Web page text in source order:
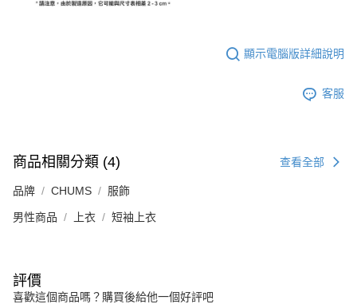
顯示電腦版詳細說明
客服
商品相關分類 (4) 查看全部
品牌 CHUMS 服飾
男性商品 上衣 短袖上衣
評價
喜歡這個商品嗎？購買後給他一個好評吧